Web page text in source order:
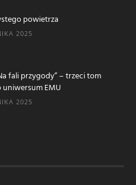
powietrza
2025
fali przygody” – trzeci tom
EMU
2025